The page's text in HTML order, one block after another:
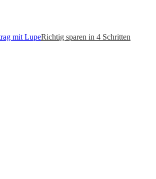
Richtig sparen in 4 Schritten